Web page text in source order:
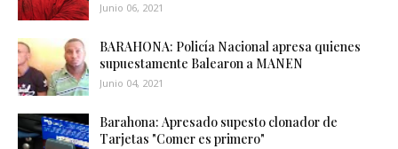
Junio 06, 2021
BARAHONA: Policía Nacional apresa quienes
supuestamente Balearon a MANEN
Junio 04, 2021
Barahona: Apresado supesto clonador de
Tarjetas "Comer es primero"